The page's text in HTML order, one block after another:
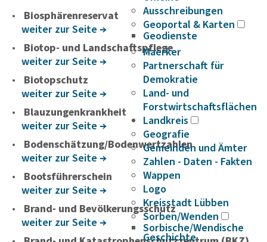
Ausschreibungen
Geoportal & Karten
Geodienste
Maerker
Partnerschaft für
Demokratie
Land- und
Forstwirtschaftsflächen
Landkreis
Geografie
Gemeinden und Ämter
Zahlen - Daten - Fakten
Wappen
Logo
Kreisstadt Lübben
Sorben/Wenden
Sorbische/Wendische
Geschichte
Biosphärenreservat
weiter zur Seite
Biotop- und Landschaftspflege
weiter zur Seite
Biotopschutz
weiter zur Seite
Blauzungenkrankheit
weiter zur Seite
Bodenschätzung/Bodenwertzahlen
weiter zur Seite
Bootsführerschein
weiter zur Seite
Brand- und Bevölkerungsschutz
weiter zur Seite